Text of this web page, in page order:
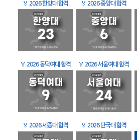
🏅 2026 한양대 합격 🏅 2026 중앙대 합격
🏅 2026 동덕여대 합격 🏅 2026 서울여대 합격
🏅 2026 세종대 합격 🏅 2026 단국대 합격